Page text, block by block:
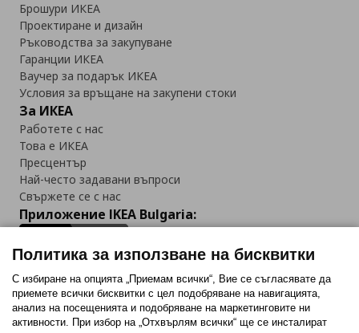
Брошури ИКЕА
Проектиране и дизайн
Ръководства за закупуване
Гаранции ИКЕА
Ваучер за подарък ИКЕА
Условия за връщане на закупени стоки
За ИКЕА
Работете с нас
Това е ИКЕА
Пресцентър
Най-често задавани въпроси
Свържете се с нас
Приложение IKEA Bulgaria:
Последвайте ни:
FacebookTwitterYoutubePinterestInstagram
Политика за използване на бисквитки
С избиране на опцията „Приемам всички“, Вие се съгласявате да
приемете всички бисквитки с цел подобряване на навигацията,
анализ на посещенията и подобряване на маркетинговите ни
активности. При избор на „Отхвърлям всички“ ще се инсталират